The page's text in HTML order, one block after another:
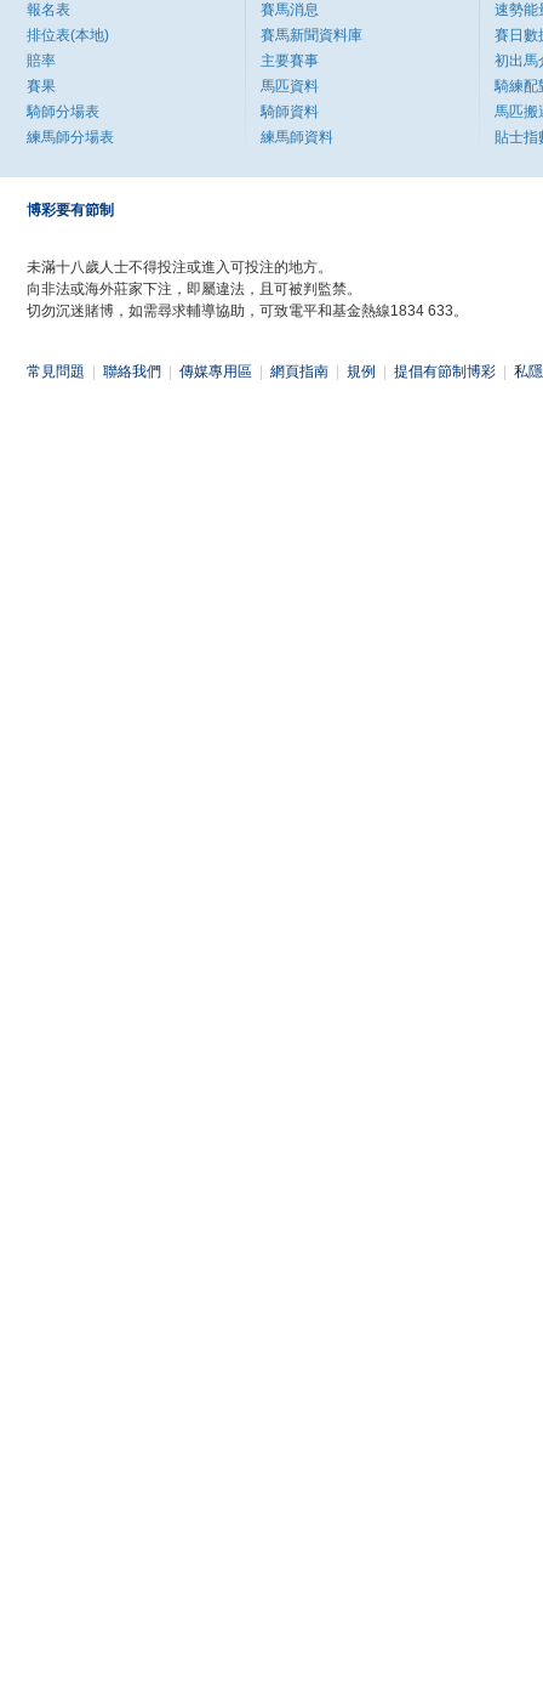
報名表
排位表(本地)
賠率
賽果
騎師分場表
練馬師分場表
賽馬消息
賽馬新聞資料庫
主要賽事
馬匹資料
騎師資料
練馬師資料
速勢能
賽日數
初出馬
騎練配
馬匹搬
貼士指
博彩要有節制
未滿十八歲人士不得投注或進入可投注的地方。
向非法或海外莊家下注，即屬違法，且可被判監禁。
切勿沉迷賭博，如需尋求輔導協助，可致電平和基金熱線1834 633。
常見問題 聯絡我們 傳媒專用區 網頁指南 規例 提倡有節制博彩 私